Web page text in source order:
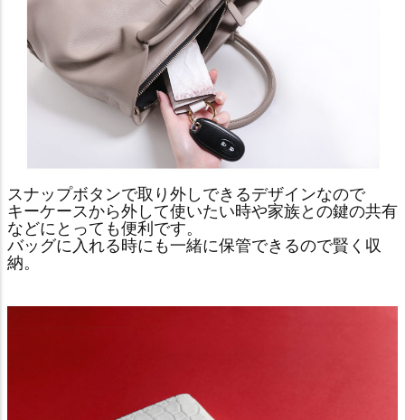
スナップボタンで取り外しできるデザインなので
キーケースから外して使いたい時や家族との鍵の共有
などにとっても便利です。
バッグに入れる時にも一緒に保管できるので賢く収
納。